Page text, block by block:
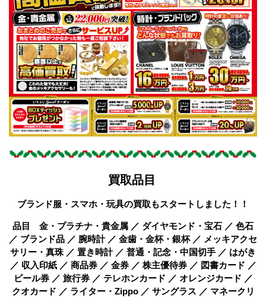
買取品目
ブランド服・スマホ・玩具の買取もスタートしました！！
品目 金・プラチナ・貴金属 ／ ダイヤモンド・宝石 ／ 色石
／ ブランド品 ／ 腕時計 ／ 金歯・金杯・銀杯 ／ メッキアクセ
サリー・真珠 ／ 置き時計 ／ 普通・記念・中国切手 ／ はがき
／ 収入印紙 ／ 商品券 ／ 金券 ／ 株主優待券 ／ 図書カード ／
ビール券 ／ 旅行券 ／ テレホンカード ／ オレンジカード ／
クオカード ／ ライター・Zippo ／ サングラス ／ マネークリ